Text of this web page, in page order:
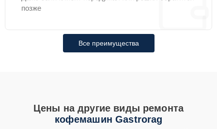
позже
Все преимущества
Цены на другие виды ремонта
кофемашин Gastrorag